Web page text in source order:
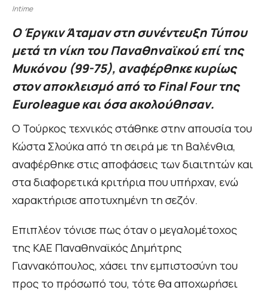
Intime
Ο Έργκιν Άταμαν στη συνέντευξη Τύπου
μετά τη νίκη του Παναθηναϊκού επί της
Μυκόνου (99-75), αναφέρθηκε κυρίως
στον αποκλεισμό από το Final Four της
Euroleague και όσα ακολούθησαν.
Ο Τούρκος τεχνικός στάθηκε στην απουσία του
Κώστα Σλούκα από τη σειρά με τη Βαλένθια,
αναφέρθηκε στις αποφάσεις των διαιτητών και
στα διαφορετικά κριτήρια που υπήρχαν, ενώ
χαρακτήρισε αποτυχημένη τη σεζόν.
Επιπλέον τόνισε πως όταν ο μεγαλομέτοχος
της ΚΑΕ Παναθηναϊκός Δημήτρης
Γιαννακόπουλος, χάσει την εμπιστοσύνη του
προς το πρόσωπό του, τότε θα αποχωρήσει